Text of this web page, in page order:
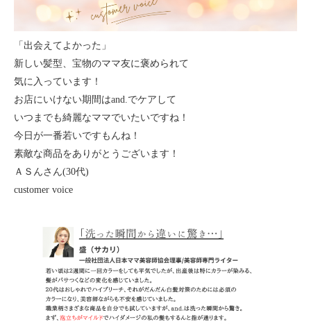
「出会えてよかった」
新しい髪型、宝物のママ友に褒められて
気に入っています！
お店にいけない期間はand.でケアして
いつまでも綺麗なママでいたいですね！
今日が一番若いですもんね！
素敵な商品をありがとうございます！
ＡＳんさん(30代)
customer voice